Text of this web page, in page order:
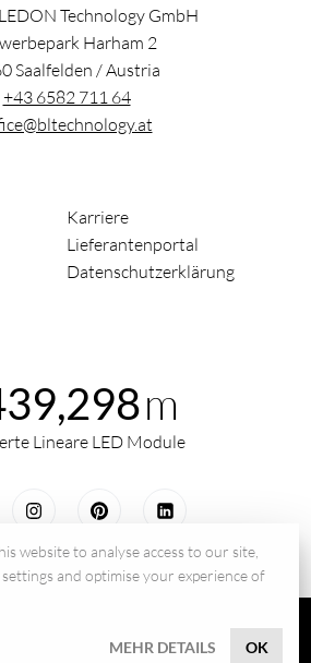
Technology GmbH
Harham 2
Saalfelden /Austria
+43 6582 711 64
Karriere
Lieferantenportal
Datenschutzerklärung
m
Lineare LED Module
LEDON Technology GmbH
website to analyse access to our site,
and optimise your experience of
MEHR DETAILS OK